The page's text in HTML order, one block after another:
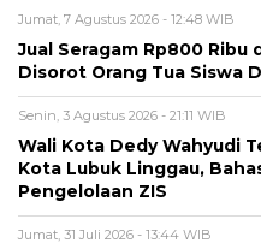
Jumat, 7 Agustus 2026 - 12:48 WIB
Jual Seragam Rp800 Ribu
Disorot Orang Tua Siswa
Senin, 3 Agustus 2026 - 21:11 WIB
Wali Kota Dedy Wahyudi
Kota Lubuk Linggau,
Pengelolaan ZIS
Jumat, 31 Juli 2026 - 13:44 WIB